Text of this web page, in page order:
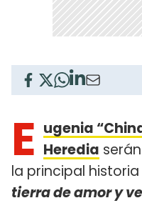
E ugenia
Heredia
la principal
tierra de amor y